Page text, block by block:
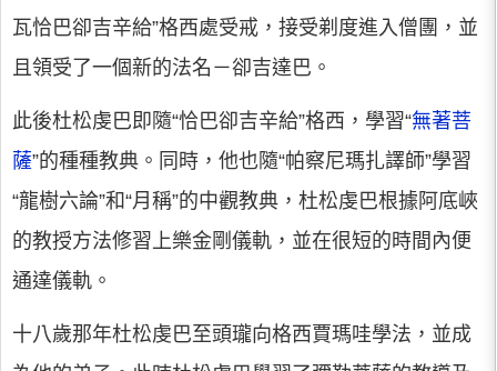
瓦恰巴卻吉辛給”格西處受戒，接受剃度進入僧團，並
且領受了一個新的法名－卻吉達巴。
此後杜松虔巴即隨“恰巴卻吉辛給”格西，學習“無著菩
薩”的種種教典。同時，他也隨“帕察尼瑪扎譯師”學習
“龍樹六論”和“月稱”的中觀教典，杜松虔巴根據阿底峽
的教授方法修習上樂金剛儀軌，並在很短的時間內便
通達儀軌。
十八歲那年杜松虔巴至頭瓏向格西賈瑪哇學法，並成